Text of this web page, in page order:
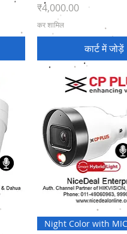
मूल्य
₹4,000.00
कर शामिल
कार्ट में जोड़ें
त्वरित दृश्य
Night Color with MIC